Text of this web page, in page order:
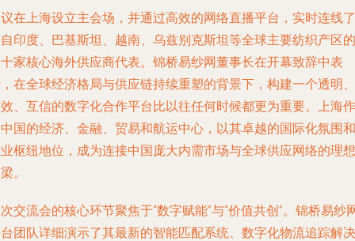
在上海设立主会场，并通过高效的网络直播平台，实时连线了
印度、巴基斯坦、越南、乌兹别克斯坦等全球主要纺织产区的
家核心海外供应商代表。锦桥易纱网董事长在开幕致辞中表
在全球经济格局与供应链持续重塑的背景下，构建一个透明、
、互信的数字化合作平台比以往任何时候都更为重要。上海作
国的经济、金融、贸易和航运中心，以其卓越的国际化氛围和
枢纽地位，成为连接中国庞大内需市场与全球供应网络的理想
。
交流会的核心环节聚焦于“数字赋能”与“价值共创”。锦桥易纱
团队详细演示了其最新的智能匹配系统、数字化物流追踪解决